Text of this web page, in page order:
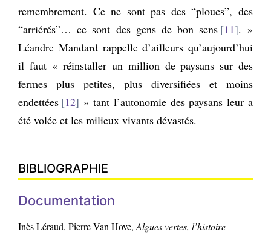
remembrement. Ce ne sont pas des “ploucs”, des
“arriérés”… ce sont des gens de bon sens 11 . »
Léandre Mandard rappelle d’ailleurs qu’aujourd’hui
il faut « réinstaller un million de paysans sur des
fermes plus petites, plus diversifiées et moins
endettées 12
» tant l’autonomie des paysans leur a
été volée et les milieux vivants dévastés.
BIBLIOGRAPHIE
Documentation
Inès Léraud, Pierre Van Hove,Algues vertes, l’histoire